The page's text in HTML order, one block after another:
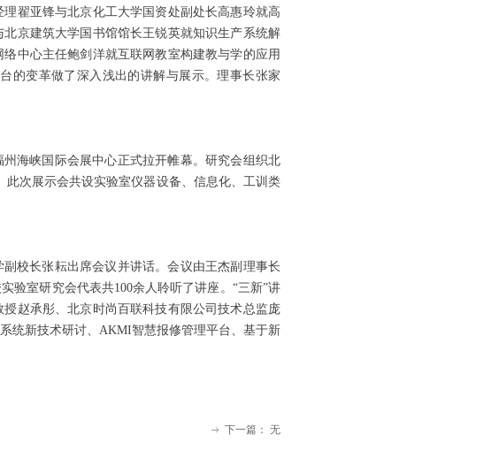
翟亚锋与北京化工大学国资处副处长高惠玲就高
京建筑大学国书馆馆长王锐英就知识生产系统解
中心主任鲍剑洋就互联网教室构建教与学的应用
的变革做了深入浅出的讲解与展示。理事长张家
海峡国际会展中心正式拉开帷幕。研究会组织北
次展示会共设实验室仪器设备、信息化、工训类
校长张耘出席会议并讲话。会议由王杰副理事长
验室研究会代表共100余人聆听了讲座。“三新”讲
赵承彤、北京时尚百联科技有限公司技术总监庞
统新技术研讨、AKMI智慧报修管理平台、基于新
ꁹ 下一篇： 无